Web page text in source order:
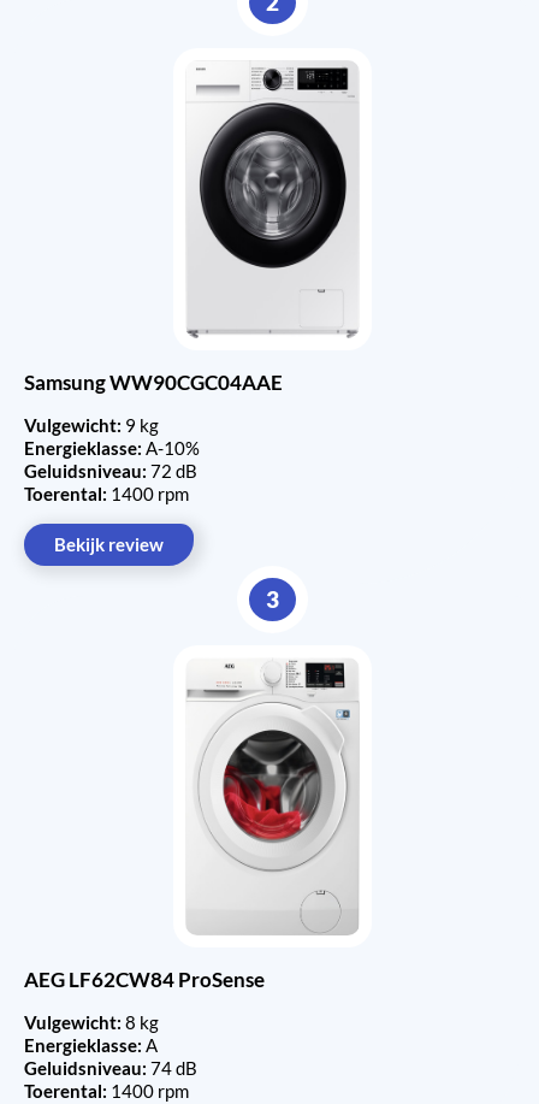
Samsung WW90CGC04AAE
Vulgewicht: 9 kg
Energieklasse: A-10%
Geluidsniveau: 72 dB
Toerental: 1400 rpm
Bekijk review
3
AEG LF62CW84 ProSense
Vulgewicht: 8 kg
Energieklasse: A
Geluidsniveau: 74 dB
Toerental: 1400 rpm